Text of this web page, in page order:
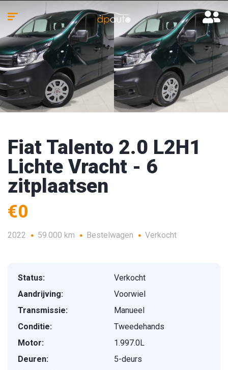
Fiat Talento 2.0 L2H1
Lichte Vracht - 6
zitplaatsen
€0
2022 59.000 km Bestelwagen Verkocht
Status:
Verkocht
Aandrijving:
Voorwiel
Transmissie:
Manueel
Conditie:
Tweedehands
Motor:
1.997.0L
Deuren:
5-deurs